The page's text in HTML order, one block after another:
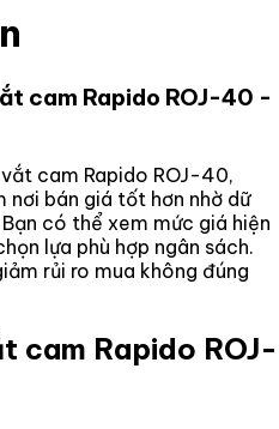
cam Rapido ROJ-40 -
cam Rapido ROJ-40,
nơi bán giá tốt hơn nhờ dữ
có thể xem mức giá hiện
lựa phù hợp ngân sách.
rủi ro mua không đúng
cam Rapido ROJ-